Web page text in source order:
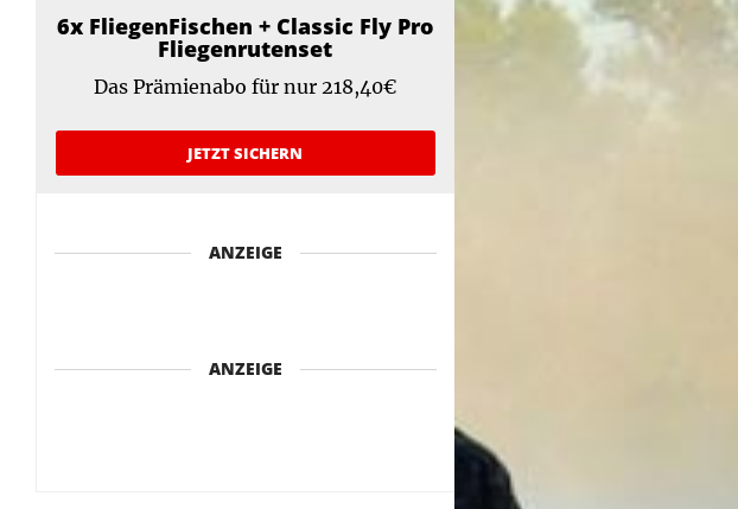
6x FliegenFischen + Classic Fly Pro
Fliegenrutenset
Das Prämienabo für nur 218,40€
JETZT SICHERN
ANZEIGE
ANZEIGE